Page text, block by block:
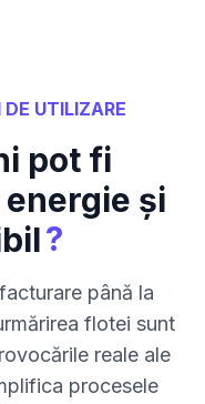
UTILIZARE
pot fi
și
?
până la
flotei sunt
reale ale
procesele